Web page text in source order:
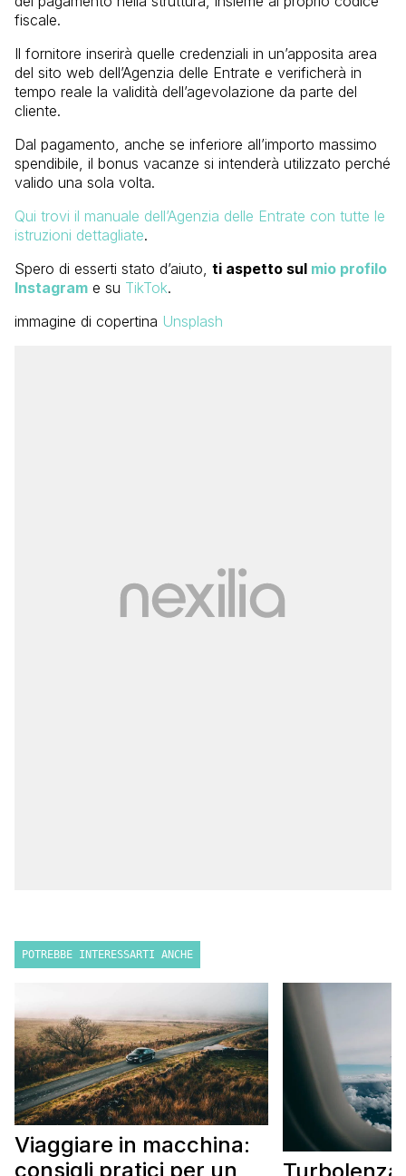
fiscale.
Il fornitore inserirà quelle credenziali in un’apposita area
del sito web dell’Agenzia delle Entrate e verificherà in
tempo reale la validità dell’agevolazione da parte del
cliente.
Dal pagamento, anche se inferiore all’importo massimo
spendibile, il bonus vacanze si intenderà utilizzato perché
valido una sola volta.
Qui trovi il manuale dell’Agenzia delle Entrate con tutte le
istruzioni dettagliate.
Spero di esserti stato d’aiuto, ti aspetto sul mio profilo
Instagram e su TikTok.
immagine di copertina Unsplash
POTREBBE INTERESSARTI ANCHE
Viaggiare in macchina:
consigli pratici per un